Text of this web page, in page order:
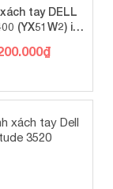
thiết để người
gồm: 2 USB
Card Reader,
không thể
WiFi giữ cho
tay DELL
(YX51W2) i5-
3C42WHr/
₫